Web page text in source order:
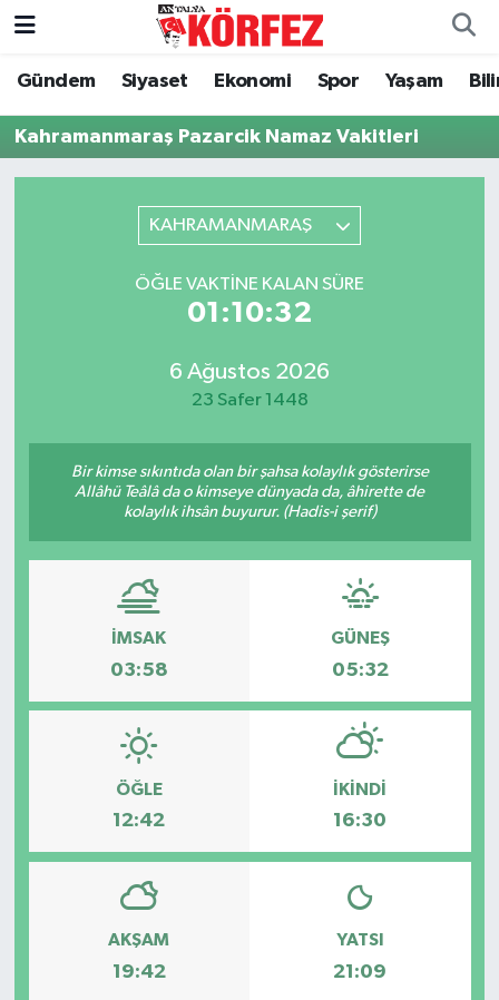
Gündem Siyaset Ekonomi Spor Yaşam
Kahramanmaraş Pazarcik Namaz Vakitleri
KAHRAMANMARAŞ
ÖĞLE VAKTINE KALAN SÜRE
01:10:31
6 Ağustos 2026
23 Safer 1448
Bir kimse sıkıntıda olan bir şahsa kolaylık gösterirse
Allâhü Teâlâ da o kimseye dünyada da, âhirette de
kolaylık ihsân buyurur. (Hadis-i şerif)
İMSAK
03:58
GÜNEŞ
05:32
ÖĞLE
12:42
İKINDI
16:30
AKŞAM
19:42
YATSI
21:09
Gündem
Siyaset
Dünya
Eğitim
Turizm
Kültür ve Sanat
Sivil Toplum
Tarım
Nöbetçi Eczaneler
Hava Durumu
Tüm Manşetler
Son Dakika Haberleri